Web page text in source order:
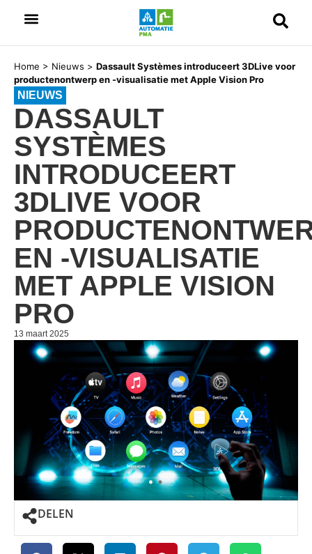
Home > Nieuws > Dassault Systèmes introduceert 3DLive voor
productenontwerp en -visualisatie met Apple Vision Pro
NIEUWS
DASSAULT
SYSTÈMES
INTRODUCEERT
3DLIVE VOOR
EN -VISUALISATIE
MET APPLE VISION
PRO
13 maart 2025
DELEN